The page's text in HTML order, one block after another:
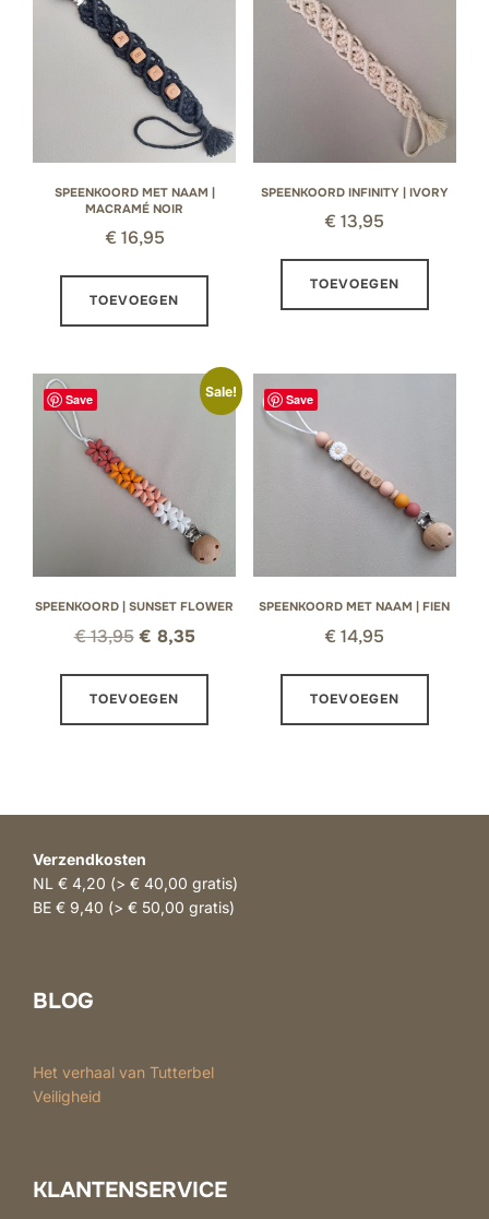
SPEENKOORD MET NAAM |
MACRAMÉ NOIR
€ 16,95
TOEVOEGEN
SPEENKOORD INFINITY | IVORY
€ 13,95
TOEVOEGEN
Save
Sale!
SPEENKOORD | SUNSET FLOWER
€13,95 Oorspronkelijke
was:
€ 13,95.
€ 8,35Huidige
€ 8,35.
TOEVOEGEN
Save
SPEENKOORD MET NAAM | FIEN
€ 14,95
TOEVOEGEN
Verzendkosten
NL € 4,20 (> € 40,00 gratis)
BE € 9,40 (> € 50,00 gratis)
BLOG
Het verhaal van Tutterbel
Veiligheid
KLANTENSERVICE